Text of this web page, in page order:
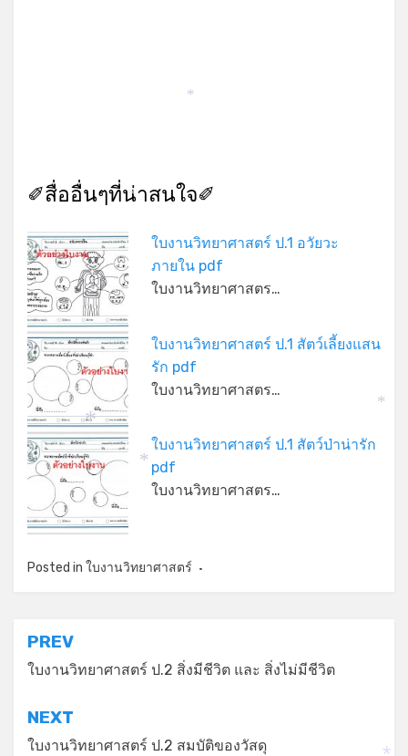
✐สื่ออื่นๆที่น่าสนใจ✐
ใบงานวิทยาศาสตร์ ป.1 อวัยวะ
ภายใน pdf
ใบงานวิทยาศาสตร…
ใบงานวิทยาศาสตร์ ป.1 สัตว์เลี้ยงแสน
รัก pdf
ใบงานวิทยาศาสตร…
ใบงานวิทยาศาสตร์ ป.1 สัตว์ป่าน่ารัก
pdf
ใบงานวิทยาศาสตร…
Posted in ใบงานวิทยาศาสตร์
แนะแนว
เรื่อง
PREV
ใบงานวิทยาศาสตร์ ป.2 สิ่งมีชีวิต และ สิ่งไม่มีชีวิต
NEXT
ใบงานวิทยาศาสตร์ ป.2 สมบัติของวัสดุ
*
*